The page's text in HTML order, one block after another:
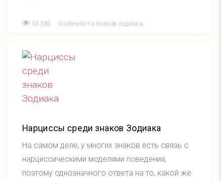
63 383 Особенности знаков зодиака
Нарциссы среди знаков Зодиака
На самом деле, у многих знаков есть связь с
нарциссическими моделями поведения,
поэтому однозначного ответа на то, какой же